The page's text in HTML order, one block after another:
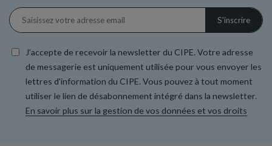
J’accepte de recevoir la newsletter du CIPE. Votre adresse
de messagerie est uniquement utilisée pour vous envoyer les
lettres d'information du CIPE. Vous pouvez à tout moment
utiliser le lien de désabonnement intégré dans la newsletter.
En savoir plus sur la gestion de vos données et vos droits